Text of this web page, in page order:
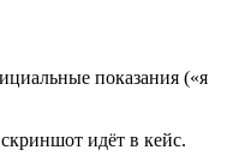
показания («я
идёт в кейс.